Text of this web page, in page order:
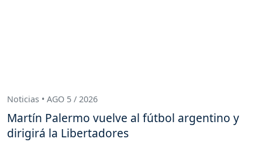
Noticias • AGO 5 / 2026
Martín Palermo vuelve al fútbol argentino y
dirigirá la Libertadores